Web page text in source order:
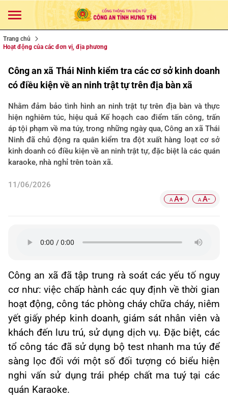
Trang chủ
Hoạt động của các đơn vị, địa phương
Công an xã Thái Ninh kiểm tra các cơ sở kinh doanh
có điều kiện về an ninh trật tự trên địa bàn xã
Nhằm đảm bảo tình hình an ninh trật tự trên địa bàn và thực
hiện nghiêm túc, hiệu quả Kế hoạch cao điểm tấn công, trấn
áp tội phạm về ma túy, trong những ngày qua, Công an xã Thái
Ninh đã chủ động ra quân kiểm tra đột xuất hàng loạt cơ sở
kinh doanh có điều kiện về an ninh trật tự, đặc biệt là các quán
karaoke, nhà nghỉ trên toàn xã.
11/06/2026
A A+ A A-
Công an xã đã tập trung rà soát các yếu tố nguy
cơ như: việc chấp hành các quy định về thời gian
hoạt động, công tác phòng cháy chữa cháy, niêm
yết giấy phép kinh doanh, giám sát nhân viên và
khách đến lưu trú, sử dụng dịch vụ. Đặc biệt, các
tổ công tác đã sử dụng bộ test nhanh ma túy để
sàng lọc đối với một số đối tượng có biểu hiện
nghi vấn sử dụng trái phép chất ma tuý tại các
quán Karaoke.